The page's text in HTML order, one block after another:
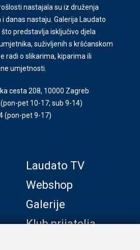
nastajala su iz druženja
danas nastaju. Galerija Laudato
predstavlja isključivo djela
suživljenih s kršćanskom
radi o slikarima, kiparima ili
umjetnosti.
cesta 208, 10000 Zagreb
(pon-pet 10-17; sub 9-14)
(pon-pet 9-17)
Laudato TV
Webshop
Galerije
Klub prijatelja